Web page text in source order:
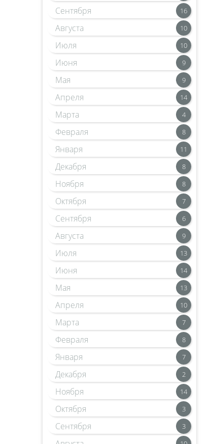
Сентября 16
Августа 10
Июля 10
Июня 9
Мая 9
Апреля 14
Марта 4
Февраля 8
Января 11
Декабря 8
Ноября 8
Октября 7
Сентября 6
Августа 9
Июля 13
Июня 14
Мая 13
Апреля 10
Марта 7
Февраля 8
Января 7
Декабря 2
Ноября 14
Октября 3
Сентября 3